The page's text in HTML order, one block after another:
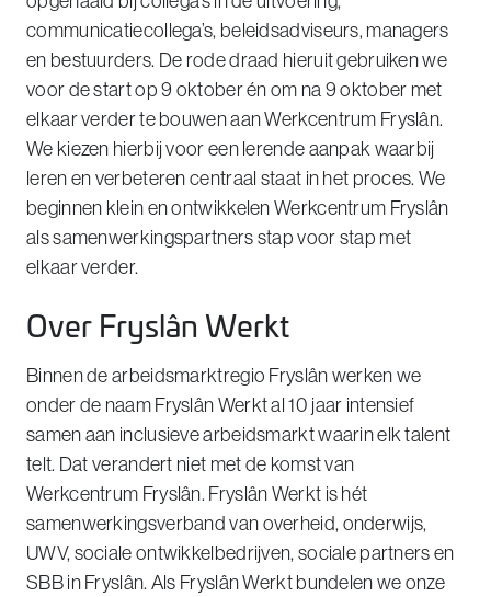
communicatiecollega’s, beleidsadviseurs, managers
en bestuurders. De rode draad hieruit gebruiken we
voor de start op 9 oktober én om na 9 oktober met
elkaar verder te bouwen aan Werkcentrum Fryslân.
We kiezen hierbij voor een lerende aanpak waarbij
leren en verbeteren centraal staat in het proces. We
beginnen klein en ontwikkelen Werkcentrum Fryslân
als samenwerkingspartners stap voor stap met
elkaar verder.
Over Fryslân Werkt
Binnen de arbeidsmarktregio Fryslân werken we
onder de naam Fryslân Werkt al 10 jaar intensief
samen aan inclusieve arbeidsmarkt waarin elk talent
telt. Dat verandert niet met de komst van
Werkcentrum Fryslân. Fryslân Werkt is hét
samenwerkingsverband van overheid, onderwijs,
UWV, sociale ontwikkelbedrijven, sociale partners en
SBB in Fryslân. Als Fryslân Werkt bundelen we onze